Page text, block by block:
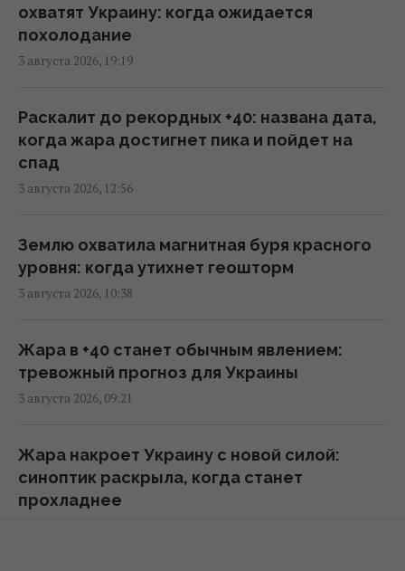
10:47 четверг, 06 августа 2026
Вместо расширения ЕС: экс-депутат
новый союз
09:29 четверг, 06 августа 2026
Трамп "наехал" на Хегсета из-за острой
08:58 четверг, 06 августа 2026
Разведка США помогла Украине
06:48 четверг, 06 августа 2026
Разведывательные отношения между США
Politico
01:22 четверг, 06 августа 2026
охватят Украину: когда ожидается
похолодание
3 августа 2026, 19:19
Раскалит до рекордных +40: названа дата,
когда жара достигнет пика и пойдет на
спад
3 августа 2026, 12:56
Землю охватила магнитная буря красного
уровня: когда утихнет геошторм
3 августа 2026, 10:38
Жара в +40 станет обычным явлением:
тревожный прогноз для Украины
3 августа 2026, 09:21
Жара накроет Украину с новой силой:
синоптик раскрыла, когда станет
прохладнее